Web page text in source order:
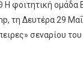
φοιτητική ομάδα
τη Δευτέρα 29
σεναρίου